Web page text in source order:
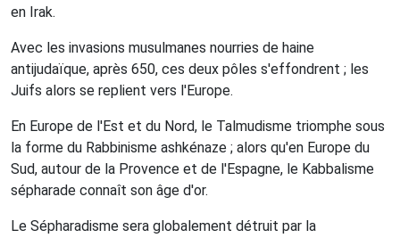
en Irak.
Avec les invasions musulmanes nourries de haine
antijudaïque, après 650, ces deux pôles s'effondrent ; les
Juifs alors se replient vers l'Europe.
En Europe de l'Est et du Nord, le Talmudisme triomphe sous
la forme du Rabbinisme ashkénaze ; alors qu'en Europe du
Sud, autour de la Provence et de l'Espagne, le Kabbalisme
sépharade connaît son âge d'or.
Le Sépharadisme sera globalement détruit par la